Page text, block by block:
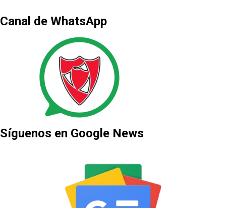
Canal de WhatsApp
Síguenos en Google News